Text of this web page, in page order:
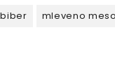
mleveno meso